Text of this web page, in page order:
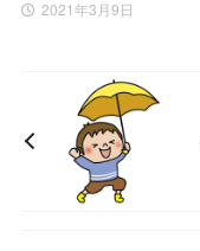
2021年3月9日